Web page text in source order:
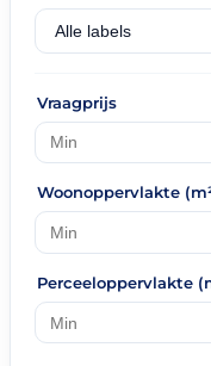
Vraagprijs
Woonoppervlakte
Perceeloppervlakte